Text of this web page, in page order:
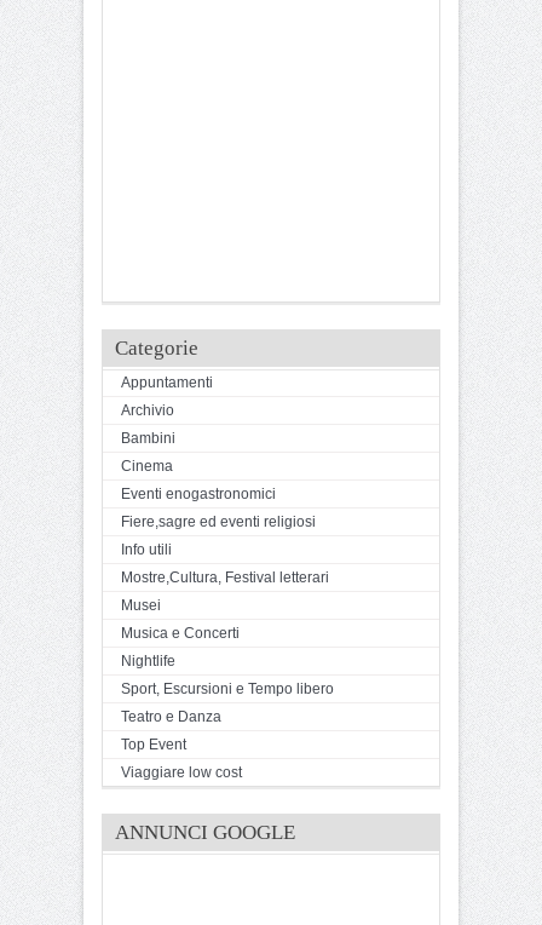
Categorie
Appuntamenti
Archivio
Bambini
Cinema
Eventi enogastronomici
Fiere,sagre ed eventi religiosi
Info utili
Mostre,Cultura, Festival letterari
Musei
Musica e Concerti
Nightlife
Sport, Escursioni e Tempo libero
Teatro e Danza
Top Event
Viaggiare low cost
ANNUNCI GOOGLE